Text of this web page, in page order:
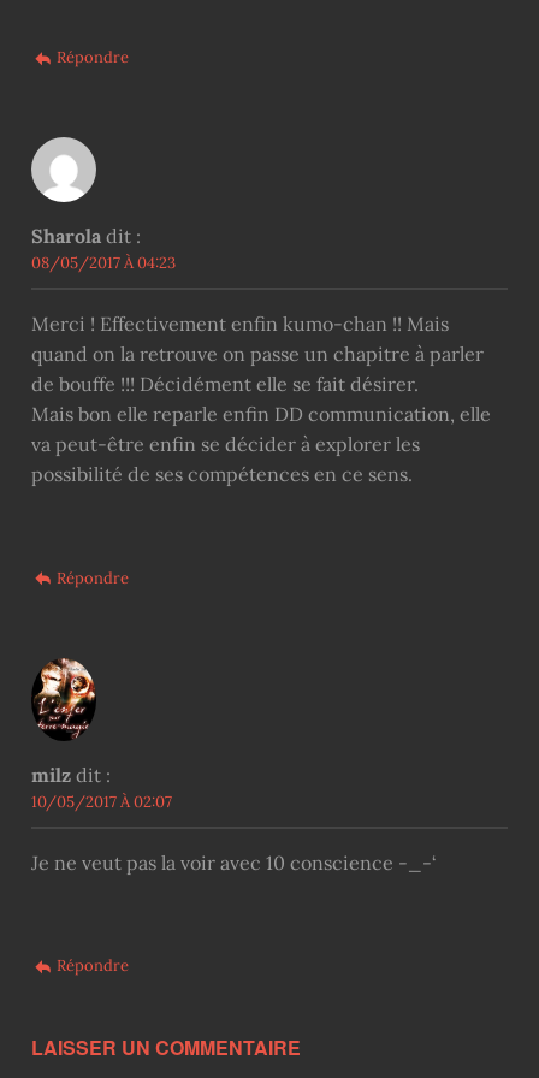
Répondre
Sharola dit :
08/05/2017 À 04:23
Merci ! Effectivement enfin kumo-chan !! Mais
quand on la retrouve on passe un chapitre à parler
de bouffe !!! Décidément elle se fait désirer.
Mais bon elle reparle enfin DD communication, elle
va peut-être enfin se décider à explorer les
possibilité de ses compétences en ce sens.
Répondre
milz dit :
10/05/2017 À 02:07
Je ne veut pas la voir avec 10 conscience -_-‘
Répondre
LAISSER UN COMMENTAIRE